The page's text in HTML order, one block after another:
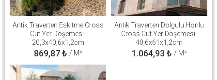
Antik Traverten Eskitme Cross
Cut Yer Döşemesi-
20,3x40,6x1,2cm
869,87₺ / M²
Antik Traverten Dolgulu Honlu
Cross Cut Yer Döşemesi-
40,6x61x1,2cm
1.064,93 ₺ / M²